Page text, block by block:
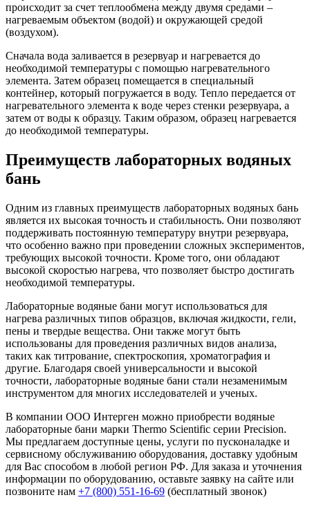
происходит за счет теплообмена между двумя средами –
нагреваемым объектом (водой) и окружающей средой
(воздухом).
Сначала вода заливается в резервуар и нагревается до
необходимой температуры с помощью нагревательного
элемента. Затем образец помещается в специальный
контейнер, который погружается в воду. Тепло передается от
нагревательного элемента к воде через стенки резервуара, а
затем от воды к образцу. Таким образом, образец нагревается
до необходимой температуры.
Преимуществ лабораторных водяных
бань
Одним из главных преимуществ лабораторных водяных бань
является их высокая точность и стабильность. Они позволяют
поддерживать постоянную температуру внутри резервуара,
что особенно важно при проведении сложных экспериментов,
требующих высокой точности. Кроме того, они обладают
высокой скоростью нагрева, что позволяет быстро достигать
необходимой температуры.
Лабораторные водяные бани могут использоваться для
нагрева различных типов образцов, включая жидкости, гели,
пены и твердые вещества. Они также могут быть
использованы для проведения различных видов анализа,
таких как титрование, спектроскопия, хроматография и
другие. Благодаря своей универсальности и высокой
точности, лабораторные водяные бани стали незаменимым
инструментом для многих исследователей и ученых.
В компании ООО Интерген можно приобрести водяные
лабораторные бани марки Thermo Scientific серии Precision.
Мы предлагаем доступные цены, услуги по пусконаладке и
сервисному обслуживанию оборудования, доставку удобным
для Вас способом в любой регион РФ. Для заказа и уточнения
информации по оборудованию, оставьте заявку на сайте или
позвоните нам +7 (800) 551-16-69 (бесплатный звонок)